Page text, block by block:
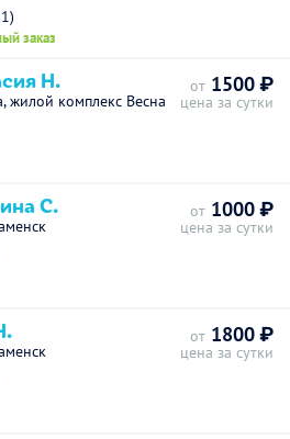
заказ
Н.
жилой комплекс Весна
от 1500 ₽
цена за сутки
С. от 1000 ₽
цена за сутки
от 1800 ₽
цена за сутки